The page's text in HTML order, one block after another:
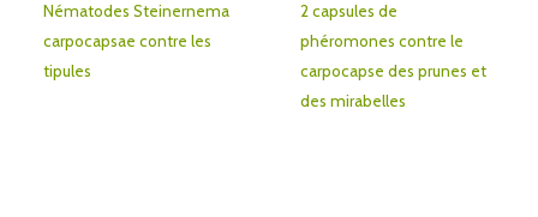
la
page
Nématodes Steinernema
carpocapsae contre les
tipules
2 capsules de
phéromones contre le
carpocapse des prunes et
des mirabelles